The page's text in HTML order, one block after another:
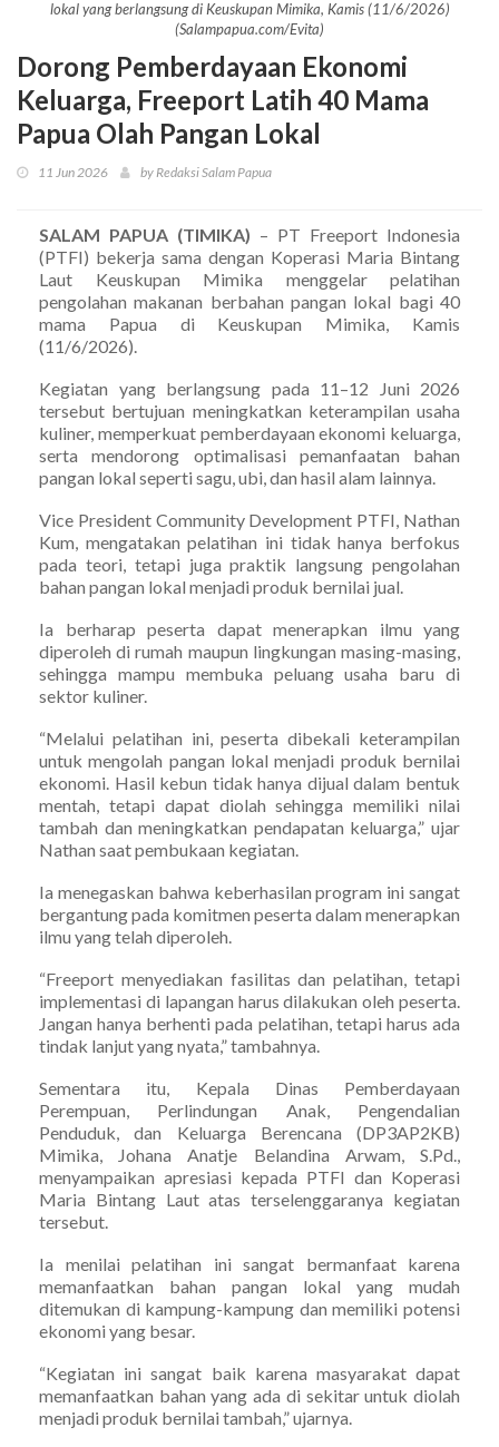
lokal yang berlangsung di Keuskupan Mimika, Kamis (11/6/2026)
(Salampapua.com/Evita)
Dorong Pemberdayaan Ekonomi
Keluarga, Freeport Latih 40 Mama
Papua Olah Pangan Lokal
11 Jun 2026 by Redaksi Salam Papua
SALAM PAPUA (TIMIKA) – PT Freeport Indonesia
(PTFI) bekerja sama dengan Koperasi Maria Bintang
Laut Keuskupan Mimika menggelar pelatihan
pengolahan makanan berbahan pangan lokal bagi 40
mama Papua di Keuskupan Mimika, Kamis
(11/6/2026).
Kegiatan yang berlangsung pada 11–12 Juni 2026
tersebut bertujuan meningkatkan keterampilan usaha
kuliner, memperkuat pemberdayaan ekonomi keluarga,
serta mendorong optimalisasi pemanfaatan bahan
pangan lokal seperti sagu, ubi, dan hasil alam lainnya.
Vice President Community Development PTFI, Nathan
Kum, mengatakan pelatihan ini tidak hanya berfokus
pada teori, tetapi juga praktik langsung pengolahan
bahan pangan lokal menjadi produk bernilai jual.
Ia berharap peserta dapat menerapkan ilmu yang
diperoleh di rumah maupun lingkungan masing-masing,
sehingga mampu membuka peluang usaha baru di
sektor kuliner.
“Melalui pelatihan ini, peserta dibekali keterampilan
untuk mengolah pangan lokal menjadi produk bernilai
ekonomi. Hasil kebun tidak hanya dijual dalam bentuk
mentah, tetapi dapat diolah sehingga memiliki nilai
tambah dan meningkatkan pendapatan keluarga,” ujar
Nathan saat pembukaan kegiatan.
Ia menegaskan bahwa keberhasilan program ini sangat
bergantung pada komitmen peserta dalam menerapkan
ilmu yang telah diperoleh.
“Freeport menyediakan fasilitas dan pelatihan, tetapi
implementasi di lapangan harus dilakukan oleh peserta.
Jangan hanya berhenti pada pelatihan, tetapi harus ada
tindak lanjut yang nyata,” tambahnya.
Sementara itu, Kepala Dinas Pemberdayaan
Perempuan, Perlindungan Anak, Pengendalian
Penduduk, dan Keluarga Berencana (DP3AP2KB)
Mimika, Johana Anatje Belandina Arwam, S.Pd.,
menyampaikan apresiasi kepada PTFI dan Koperasi
Maria Bintang Laut atas terselenggaranya kegiatan
tersebut.
Ia menilai pelatihan ini sangat bermanfaat karena
memanfaatkan bahan pangan lokal yang mudah
ditemukan di kampung-kampung dan memiliki potensi
ekonomi yang besar.
“Kegiatan ini sangat baik karena masyarakat dapat
memanfaatkan bahan yang ada di sekitar untuk diolah
menjadi produk bernilai tambah,” ujarnya.